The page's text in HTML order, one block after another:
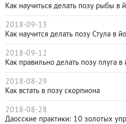
Как научиться делать позу рыбы в
2018-09-13
Как научится делать позу Стула в
2018-09-12
Как правильно делать позу плуга в
2018-08-29
Как встать в позу скорпиона
2018-08-28
Даосские практики: 10 золотых